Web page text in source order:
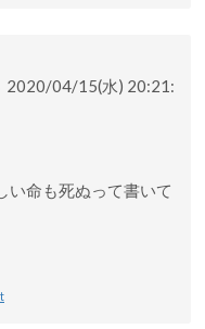
2020/04/15(水) 20:21:
い命も死ぬって書いて